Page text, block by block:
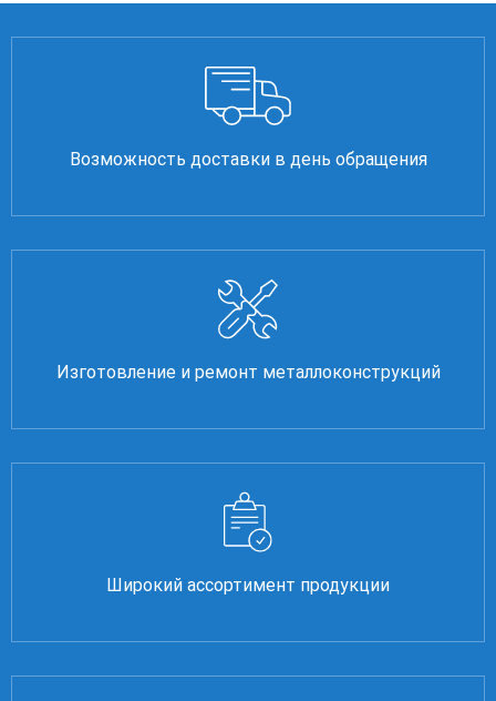
Возможность доставки в день обращения
Изготовление и ремонт металлоконструкций
Широкий ассортимент продукции